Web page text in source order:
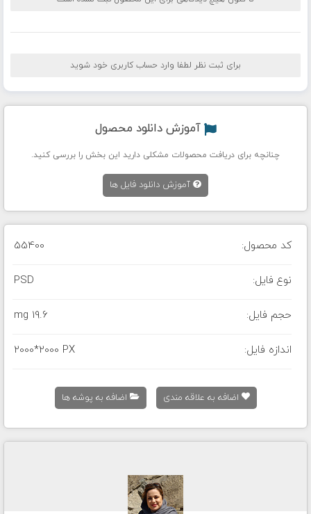
برای ثبت نظر لطفا وارد حساب کاربری خود شوید
آموزش دانلود محصول
چنانچه برای دریافت محصولات مشکلی دارید این بخش را بررسی کنید.
آموزش دانلود فایل ها
کد محصول: 55400
نوع فایل: PSD
حجم فایل: 19.6 mg
اندازه فایل: 2000*2000 PX
اضافه به علاقه مندی اضافه به پوشه ها